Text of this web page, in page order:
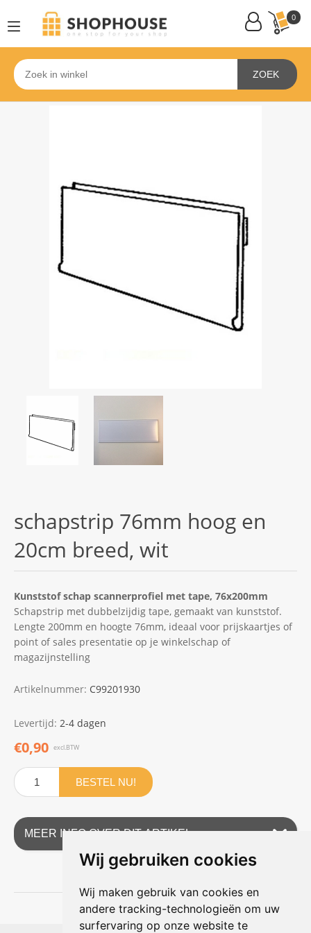
Wij gebruiken cookies
Wij maken gebruik van cookies en
andere tracking-technologieën om uw
surfervaring op onze website te
0
ZOEK
schapstrip 76mm hoog en
20cm breed, wit
Kunststof schap scannerprofiel met tape, 76x200mm
Schapstrip met dubbelzijdig tape, gemaakt van kunststof.
Lengte 200mm en hoogte 76mm, ideaal voor prijskaartjes of
point of sales presentatie op je winkelschap of
magazijnstelling
Artikelnummer: C99201930
Levertijd: 2-4 dagen
€0,90 excl.BTW
BESTEL NU!
MEER INFO OVER DIT ARTIKEL